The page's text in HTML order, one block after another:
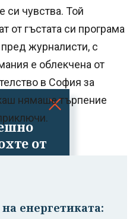
от
си!
си чувства. Той
от гъстата си програма
журналисти, с
е облекчена от
в София за
нямаше търпение
енергетиката: